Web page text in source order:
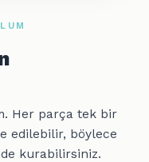
Her parça tek bir
edilebilir, böylece
kurabilirsiniz.